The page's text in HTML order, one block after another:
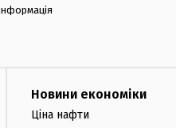
Новини економіки
Ціна нафти